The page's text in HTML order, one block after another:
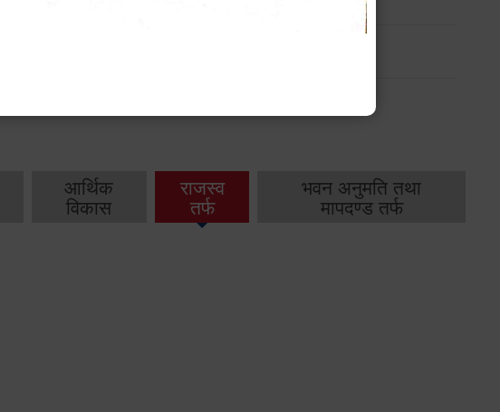
आर्थिक
विकास
राजस्व
तर्फ
भवन अनुमति तथा
मापदण्ड तर्फ